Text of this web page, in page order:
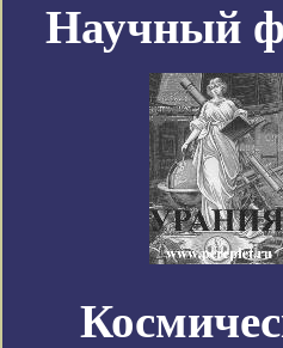
Научный